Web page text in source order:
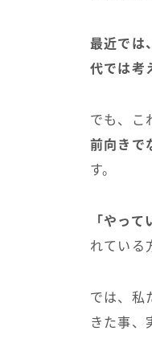
最近では
代では考
でも、こ
前向きで
す。
「やって
れている
では、私
きた事、